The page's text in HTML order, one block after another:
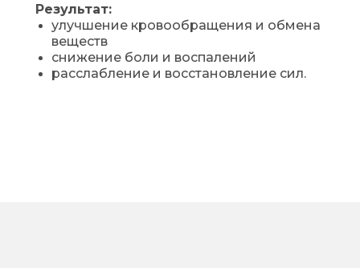
Результат:
улучшение кровообращения и обмена
веществ
снижение боли и воспалений
расслабление и восстановление сил.